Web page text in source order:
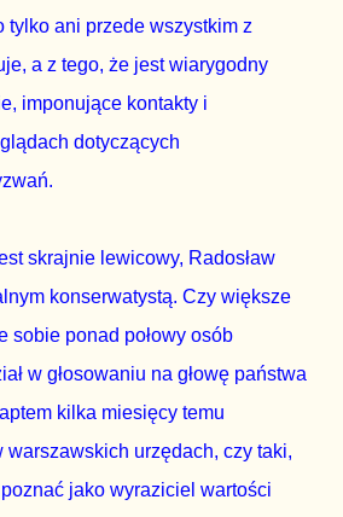
tylko ani przede wszystkim z
a z tego, że jest wiarygodny
imponujące kontakty i
dotyczących
skrajnie lewicowy, Radosław
konserwatystą. Czy większe
sobie ponad połowy osób
w głosowaniu na głowę państwa
kilka miesięcy temu
warszawskich urzędach, czy taki,
jako wyraziciel wartości